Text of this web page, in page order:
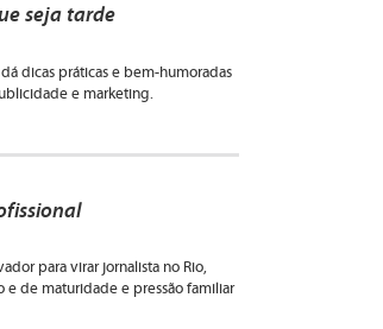
seja tarde
dicas práticas e bem-humoradas
e marketing.
para virar jornalista no Rio,
e de maturidade e pressão familiar